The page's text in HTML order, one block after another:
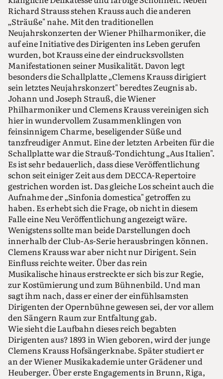
Richard Strauss stehen Krauss auch die anderen
„Sträuße" nahe. Mit den traditionellen
Neujahrskonzerten der Wiener Philharmoniker, die
auf eine Initiative des Dirigenten ins Leben gerufen
wurden, bot Krauss eine der eindrucksvollsten
Manifestationen seiner Musikalität. Davon legt
besonders die Schallplatte „Clemens Krauss dirigiert
sein letztes Neujahrskonzert" beredtes Zeugnis ab.
Johann und Joseph Strauß, die Wiener
Philharmoniker und Clemens Krauss vereinigen sich
hier in wundervollem Zusammenklingen von
feinsinnigem Charme, beseligender Süße und
tanzfreudiger Anmut. Eine der letzten Arbeiten für die
Schallplatte war die Strauß-Tondichtung „Aus Italien".
Es ist sehr bedauerlich, dass diese Veröffentlichung
schon seit einiger Zeit aus dem DECCA-Repertoire
gestrichen worden ist. Das gleiche Los scheint auch die
Aufnahme der „Sinfonia domestica" getroffen zu
haben. Es erhebt sich die Frage, ob nicht in diesem
Falle eine Neu Veröffentlichung angezeigt wäre.
Wenigstens sollte man beide Darstellungen doch
innerhalb der Club-As-Serie herausbringen können.
Clemens Krauss war aber nicht nur Dirigent. Sein
Einfluss reichte weiter. Über das rein
Musikalische hinaus erstreckte er sich bis zur Regie,
zur Kostümierung und zum Bühnenbild. Und man
sagt ihm nach, dass er einer der einfühlsamsten
Dirigenten der Opernbühne gewesen sei, der vor allem
den Sängern Raum zur Entfaltung gab.
Wie sieht die Laufbahn dieses reich begabten
Dirigenten aus? 1893 in Wien geboren, wird der junge
Clemens Krauss Hofsängerknabe. Später studiert er
an der Wiener Musikakademie unter Grädener und
Heuberger. Über erste Engagements in Brunn, Riga,